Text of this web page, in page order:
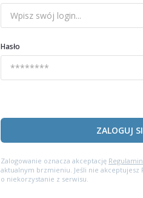
Hasło
ZALOGUJ
Zalogowanie oznacza akceptację
aktualnym brzmieniu. Jeśli nie akceptujesz
o niekorzystanie z serwisu.